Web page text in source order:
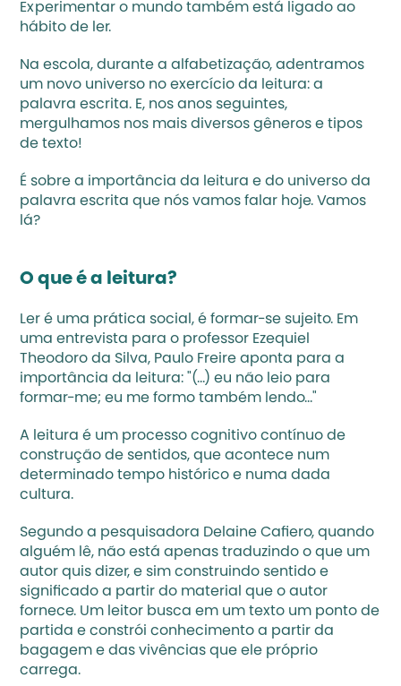
Experimentar o mundo também está ligado ao
hábito de ler.
Na escola, durante a alfabetização, adentramos
um novo universo no exercício da leitura: a
palavra escrita. E, nos anos seguintes,
mergulhamos nos mais diversos gêneros e tipos
de texto!
É sobre a importância da leitura e do universo da
palavra escrita que nós vamos falar hoje. Vamos
lá?
O que é a leitura?
Ler é uma prática social, é formar-se sujeito. Em
uma entrevista para o professor Ezequiel
Theodoro da Silva, Paulo Freire aponta para a
importância da leitura: "(...) eu não leio para
formar-me; eu me formo também lendo…"
A leitura é um processo cognitivo contínuo de
construção de sentidos, que acontece num
determinado tempo histórico e numa dada
cultura.
Segundo a pesquisadora Delaine Cafiero, quando
alguém lê, não está apenas traduzindo o que um
autor quis dizer, e sim construindo sentido e
significado a partir do material que o autor
fornece. Um leitor busca em um texto um ponto de
partida e constrói conhecimento a partir da
bagagem e das vivências que ele próprio
carrega.